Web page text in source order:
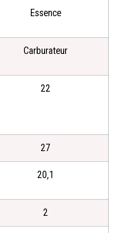
Essence
Carburateur
22
27
20,1
2